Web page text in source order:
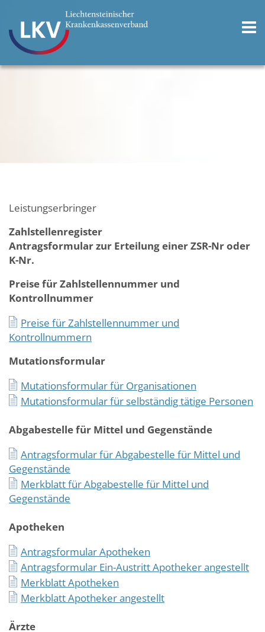
Leistungserbringer
Zahlstellenregister
Antragsformular zur Erteilung einer ZSR-Nr oder
K-Nr.
Preise für Zahlstellennummer und
Kontrollnummer
Preise für Zahlstellennummer und
Kontrollnummern
Mutationsformular
Mutationsformular für Organisationen
Mutationsformular für selbständig tätige Personen
Abgabestelle für Mittel und Gegenstände
Antragsformular für Abgabestelle für Mittel und
Gegenstände
Merkblatt für Abgabestelle für Mittel und
Gegenstände
Apotheken
Antragsformular Apotheken
Antragsformular Ein-Austritt Apotheker angestellt
Merkblatt Apotheken
Merkblatt Apotheker angestellt
Ärzte